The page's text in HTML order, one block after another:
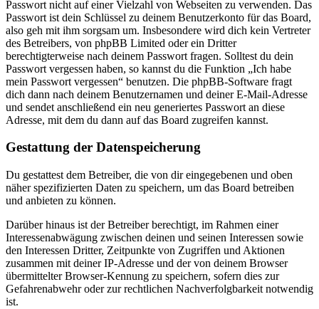
Passwort nicht auf einer Vielzahl von Webseiten zu verwenden. Das
Passwort ist dein Schlüssel zu deinem Benutzerkonto für das Board,
also geh mit ihm sorgsam um. Insbesondere wird dich kein Vertreter
des Betreibers, von phpBB Limited oder ein Dritter
berechtigterweise nach deinem Passwort fragen. Solltest du dein
Passwort vergessen haben, so kannst du die Funktion „Ich habe
mein Passwort vergessen“ benutzen. Die phpBB-Software fragt
dich dann nach deinem Benutzernamen und deiner E-Mail-Adresse
und sendet anschließend ein neu generiertes Passwort an diese
Adresse, mit dem du dann auf das Board zugreifen kannst.
Gestattung der Datenspeicherung
Du gestattest dem Betreiber, die von dir eingegebenen und oben
näher spezifizierten Daten zu speichern, um das Board betreiben
und anbieten zu können.
Darüber hinaus ist der Betreiber berechtigt, im Rahmen einer
Interessenabwägung zwischen deinen und seinen Interessen sowie
den Interessen Dritter, Zeitpunkte von Zugriffen und Aktionen
zusammen mit deiner IP-Adresse und der von deinem Browser
übermittelter Browser-Kennung zu speichern, sofern dies zur
Gefahrenabwehr oder zur rechtlichen Nachverfolgbarkeit notwendig
ist.